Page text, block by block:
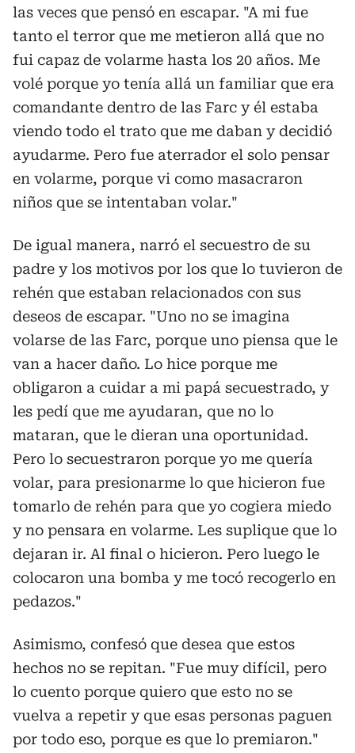
las veces que pensó en escapar. "A mi fue
tanto el terror que me metieron allá que no
fui capaz de volarme hasta los 20 años. Me
volé porque yo tenía allá un familiar que era
comandante dentro de las Farc y él estaba
viendo todo el trato que me daban y decidió
ayudarme. Pero fue aterrador el solo pensar
en volarme, porque vi como masacraron
niños que se intentaban volar."
De igual manera, narró el secuestro de su
padre y los motivos por los que lo tuvieron de
rehén que estaban relacionados con sus
deseos de escapar. "Uno no se imagina
volarse de las Farc, porque uno piensa que le
van a hacer daño. Lo hice porque me
obligaron a cuidar a mi papá secuestrado, y
les pedí que me ayudaran, que no lo
mataran, que le dieran una oportunidad.
Pero lo secuestraron porque yo me quería
volar, para presionarme lo que hicieron fue
tomarlo de rehén para que yo cogiera miedo
y no pensara en volarme. Les suplique que lo
dejaran ir. Al final o hicieron. Pero luego le
colocaron una bomba y me tocó recogerlo en
pedazos."
Asimismo, confesó que desea que estos
hechos no se repitan. "Fue muy difícil, pero
lo cuento porque quiero que esto no se
vuelva a repetir y que esas personas paguen
por todo eso, porque es que lo premiaron."